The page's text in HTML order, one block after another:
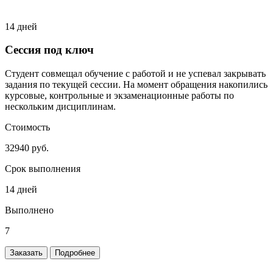
14 дней
Сессия под ключ
Студент совмещал обучение с работой и не успевал закрывать
задания по текущей сессии. На момент обращения накопились
курсовые, контрольные и экзаменационные работы по
нескольким дисциплинам.
Стоимость
32940 руб.
Срок выполнения
14 дней
Выполнено
7
Заказать Подробнее